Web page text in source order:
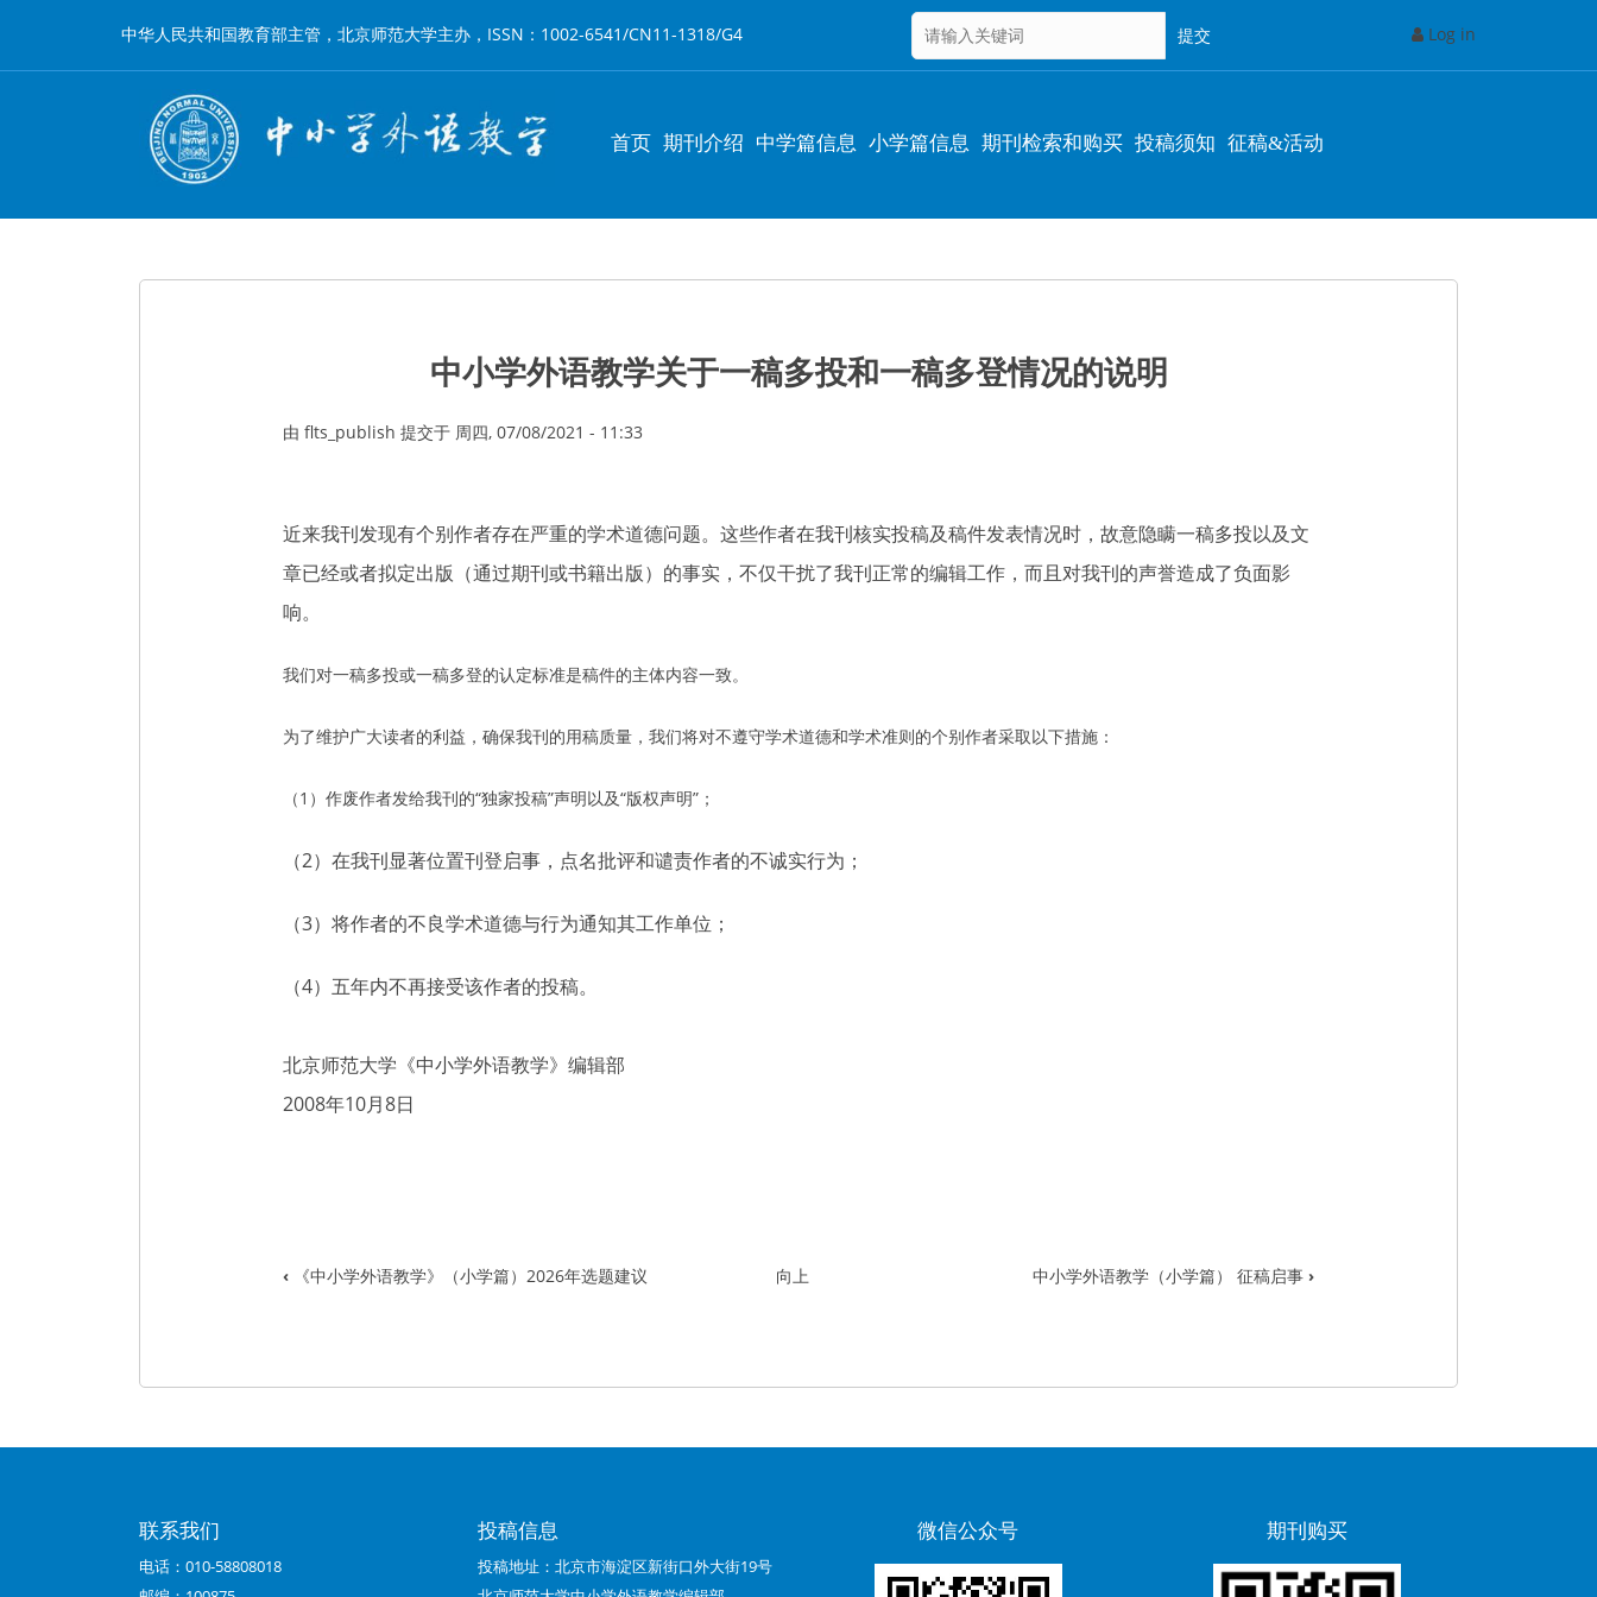
到
中华人民共和国教育部主管，北京师范大学主办，ISSN：1002-6541/CN11-1318/G4 Log in
Main
首页 期刊介绍 中学篇信息 小学篇信息 期刊检索和购买 投稿须知 征稿&活动
中小学外语教学关于一稿多投和一稿多登情况的说明
由 flts_publish 提交于 周四, 07/08/2021 - 11:33
近来我刊发现有个别作者存在严重的学术道德问题。这些作者在我刊核实投稿及稿件发表情况时，故意隐瞒一稿多投以及文
章已经或者拟定出版（通过期刊或书籍出版）的事实，不仅干扰了我刊正常的编辑工作，而且对我刊的声誉造成了负面影
响。
我们对一稿多投或一稿多登的认定标准是稿件的主体内容一致。
为了维护广大读者的利益，确保我刊的用稿质量，我们将对不遵守学术道德和学术准则的个别作者采取以下措施：
（1）作废作者发给我刊的“独家投稿”声明以及“版权声明”；
（2）在我刊显著位置刊登启事，点名批评和谴责作者的不诚实行为；
（3）将作者的不良学术道德与行为通知其工作单位；
（4）五年内不再接受该作者的投稿。
北京师范大学《中小学外语教学》编辑部
2008年10月8日
书
遍
‹ 《中小学外语教学》（小学篇）2026年选题建议 向上 中小学外语教学（小学篇） 征稿启事 ›
联系我们
电话：010-58808018
投稿信息
投稿地址：北京市海淀区新街口外大街19号
微信公众号 期刊购买